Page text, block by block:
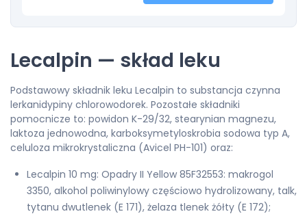
Lecalpin — skład leku
Podstawowy składnik leku Lecalpin to substancja czynna
lerkanidypiny chlorowodorek. Pozostałe składniki
pomocnicze to: powidon K-29/32, stearynian magnezu,
laktoza jednowodna, karboksymetyloskrobia sodowa typ A,
celuloza mikrokrystaliczna (Avicel PH-101) oraz:
Lecalpin 10 mg: Opadry II Yellow 85F32553: makrogol
3350, alkohol poliwinylowy częściowo hydrolizowany, talk,
tytanu dwutlenek (E 171), żelaza tlenek żółty (E 172);